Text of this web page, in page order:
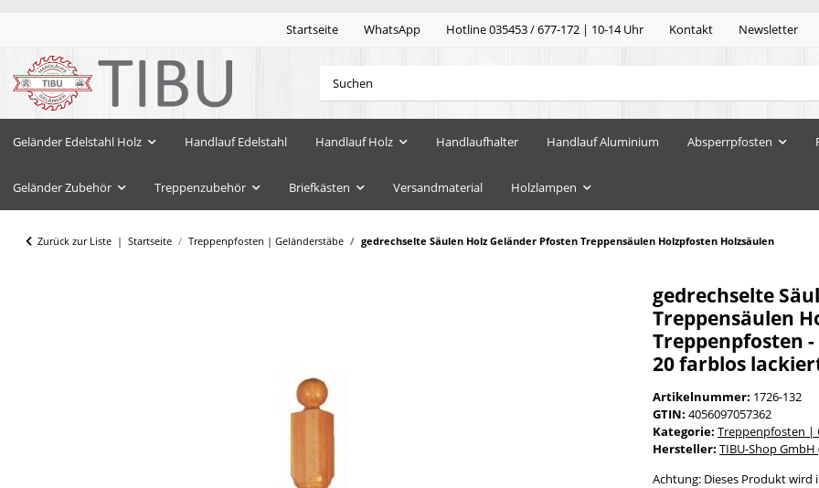
Startseite WhatsApp Hotline 035453 / 677-172 | 10-14 Uhr Kontakt Newsletter
Geländer Edelstahl Holz Handlauf Edelstahl Handlauf Holz Handlaufhalter Handlauf Aluminium Absperrpfosten
Geländer Zubehör Treppenzubehör Briefkästen Versandmaterial Holzlampen
Zurück zur Liste Startseite Treppenpfosten | Geländerstäbe gedrechselte Säulen Holz Geländer Pfosten Treppensäulen Holzpfosten Holzsäulen
gedrechselte
Treppensäulen
Treppenpfosten
20 farblos
Artikelnummer: 1726-132
GTIN: 4056097057362
Kategorie: Treppenpfosten |
Hersteller: TIBU-Shop
Achtung: Dieses Produkt wird